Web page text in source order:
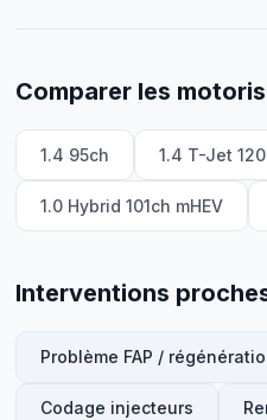
Comparer les
1.4 95ch 1.4 T-Jet
1.0 Hybrid 101ch mHEV
Interventions
Problème FAP /
Codage injecteurs